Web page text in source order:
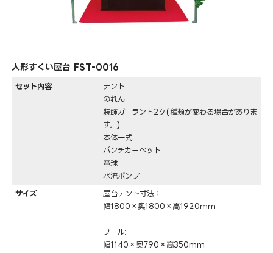
⼈形すくい屋台 FST-0016
セット内容
テント
のれん
装飾ガーラント2ケ(種類が変わる場合がありま
す。)
本体一式
パンチカーペット
電球
水流ポンプ
サイズ
屋台テント寸法：
幅1800×奥1800×高1920mm
プール:
幅1140×奥790×高350mm